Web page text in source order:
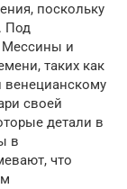
поскольку
Под
Мессины и
таких как
своей
детали в
в
что